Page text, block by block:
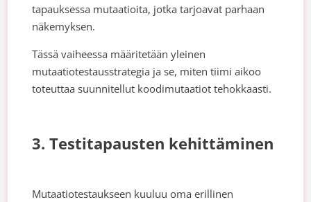
tapauksessa mutaatioita, jotka tarjoavat parhaan
näkemyksen.
Tässä vaiheessa määritetään yleinen
mutaatiotestausstrategia ja se, miten tiimi aikoo
toteuttaa suunnitellut koodimutaatiot tehokkaasti.
3. Testitapausten kehittäminen
Mutaatiotestaukseen kuuluu oma erillinen